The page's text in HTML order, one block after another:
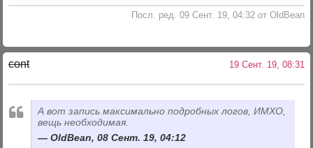
Посл. ред. 09 Сент. 19, 04:32 от OldBean
cont 19 Сент. 19, 08:31
А вот запись максимально подробных логов, ИМХО,
вещь необходимая.
OldBean, 08 Сент. 19, 04:12